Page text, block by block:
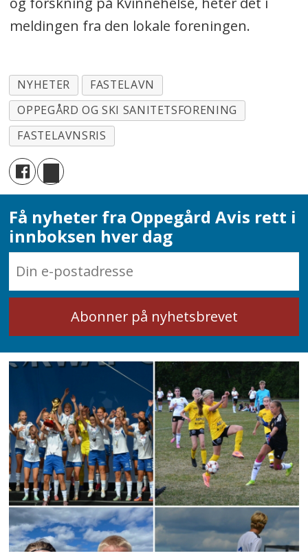
meldingen fra den lokale foreningen.
NYHETER
FASTELAVN
OPPEGÅRD OG SKI SANITETSFORENING
FASTELAVNSRIS
Få nyheter fra Oppegård Avis rett i
innboksen hver dag